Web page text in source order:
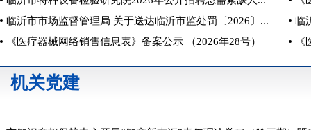
临沂市市场监督管理局 关于送达临沂市监处罚〔2026〕...
临
《医疗器械网络销售信息表》备案公示 （2026年28号）
《医疗器械网络销售信息表》备案公示 （2026年25号）
机关党建